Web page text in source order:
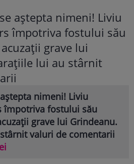
nimeni! Liviu
împotriva fostului său
grave lui Grindeanu.
valuri de comentarii